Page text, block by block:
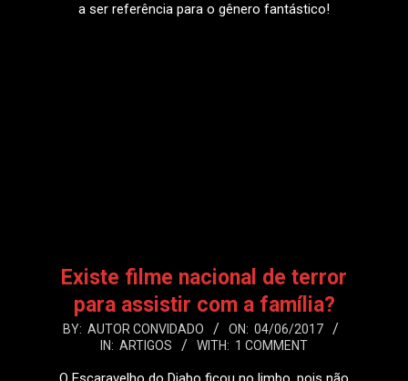
a ser referência para o gênero fantástico!
Existe filme nacional de terror
para assistir com a família?
2017-
04
BY: AUTOR CONVIDADO ON: 04/06/2017
IN: ARTIGOS WITH: 1 COMMENT